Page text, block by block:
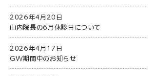
2026年4月20日
山内院長の6月休診日について
2026年4月17日
GW期間中のお知らせ